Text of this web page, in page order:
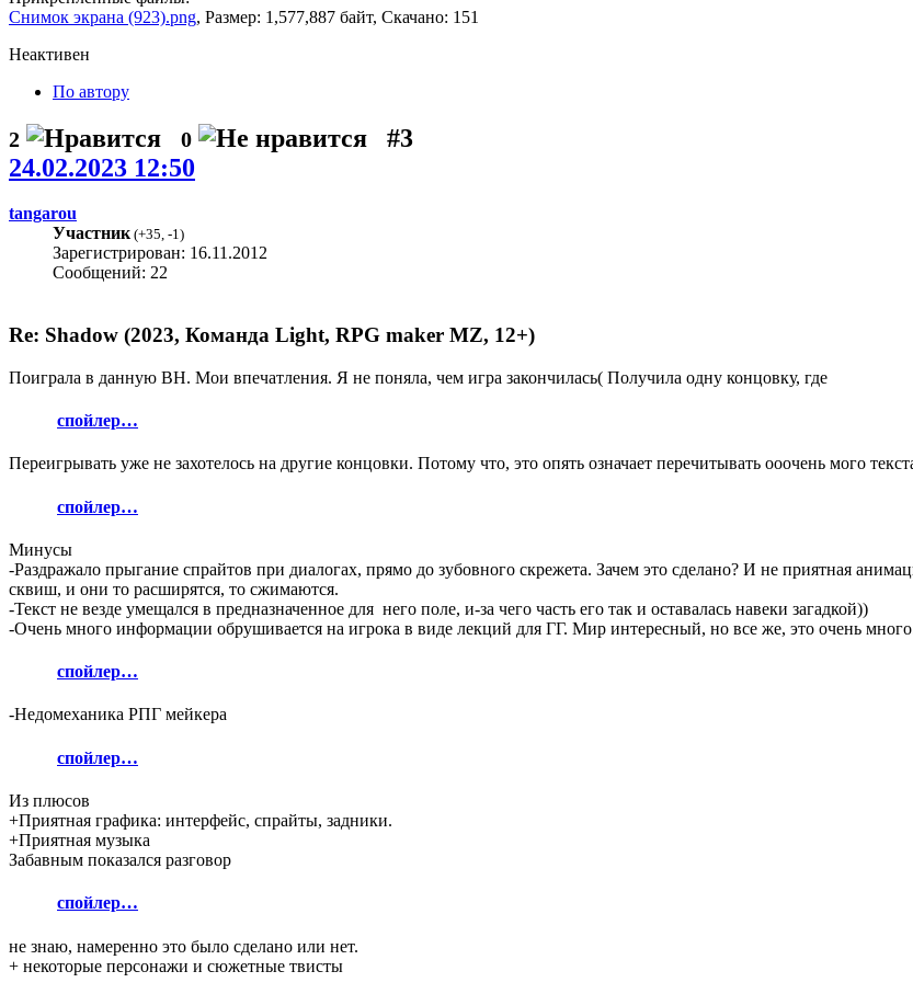
Снимок экрана (923).png, Размер: 1,577,887 байт, Скачано: 151
Неактивен
По автору
2 0
#3
24.02.2023 12:50
tangarou
Участник(+35, -1)
Зарегистрирован: 16.11.2012
Сообщений: 22
Re: Shadow (2023, Команда Light, RPG maker MZ, 12+)
Поиграла в данную ВН. Мои впечатления. Я не поняла, чем игра закончилась( Получила одну концовку, где
спойлер…
Переигрывать уже не захотелось на другие концовки. Потому что, это опять означает перечитывать ооочень мого
спойлер…
Минусы
-Раздражало прыгание спрайтов при диалогах, прямо до зубовного скрежета. Зачем это сделано? И не приятная
сквиш, и они то расширятся, то сжимаются.
-Текст не везде умещался в предназначенное для него поле, и-за чего часть его так и оставалась навеки загадкой))
-Очень много информации обрушивается на игрока в виде лекций для ГГ. Мир интересный, но все же, это очень
спойлер…
-Недомеханика РПГ мейкера
спойлер…
Из плюсов
+Приятная графика: интерфейс, спрайты, задники.
+Приятная музыка
Забавным показался разговор
спойлер…
не знаю, намеренно это было сделано или нет.
+ некоторые персонажи и сюжетные твисты